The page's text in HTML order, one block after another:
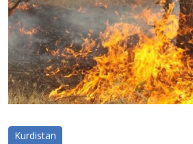
Kurdistan